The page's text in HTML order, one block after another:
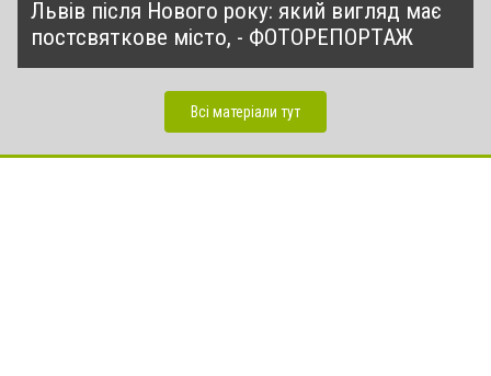
Львів після Нового року: який вигляд має
постсвяткове місто, - ФОТОРЕПОРТАЖ
Всі матеріали тут